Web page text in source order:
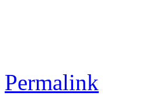
Permalink